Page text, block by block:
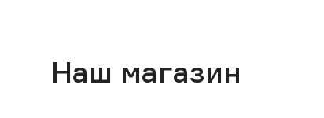
Наш магазин